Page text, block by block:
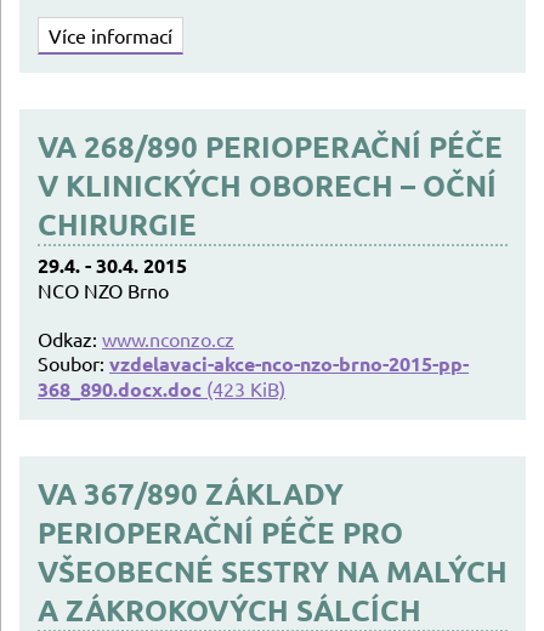
Více informací
VA 268/890 PERIOPERAČNÍ PÉČE
V KLINICKÝCH OBORECH – OČNÍ
CHIRURGIE
29.4. - 30.4. 2015
NCO NZO Brno
Odkaz: www.nconzo.cz
Soubor: vzdelavaci-akce-nco-nzo-brno-2015-pp-
368_890.docx.doc (423 KiB)
VA 367/890 ZÁKLADY
PERIOPERAČNÍ PÉČE PRO
VŠEOBECNÉ SESTRY NA MALÝCH
A ZÁKROKOVÝCH SÁLCÍCH